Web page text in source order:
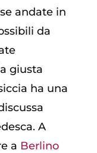
andate in
da
giusta
ha una
A
a Berlino